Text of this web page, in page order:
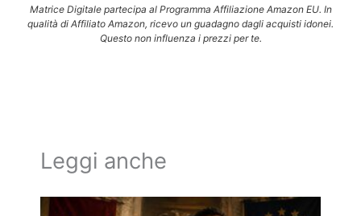
Matrice Digitale partecipa al Programma Affiliazione Amazon EU. In
qualità di Affiliato Amazon, ricevo un guadagno dagli acquisti idonei.
Questo non influenza i prezzi per te.
Leggi anche